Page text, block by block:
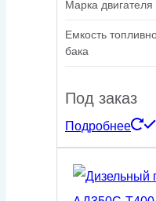
Марка двигателя
Емкость
бака
Под заказ
Подробнее